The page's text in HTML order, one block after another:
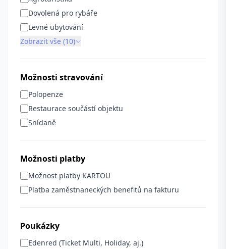
Dovolená pro rybáře
Levné ubytování
Zobrazit vše (10)
Možnosti stravování
Polopenze
Restaurace součástí objektu
Snídaně
Možnosti platby
Možnost platby KARTOU
Platba zaměstnaneckých benefitů na fakturu
Poukázky
Edenred (Ticket Multi, Holiday, aj.)